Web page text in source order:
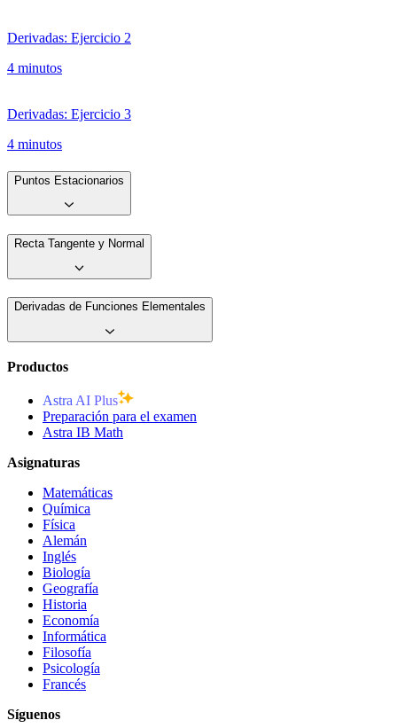
Derivadas: Ejercicio 2
4 minutos
Derivadas: Ejercicio 3
4 minutos
Puntos Estacionarios
Recta Tangente y Normal
Derivadas de Funciones Elementales
Productos
Astra AI Plus
Preparación para el examen
Astra IB Math
Asignaturas
Matemáticas
Química
Física
Alemán
Inglés
Biología
Geografía
Historia
Economía
Informática
Filosofía
Psicología
Francés
Síguenos